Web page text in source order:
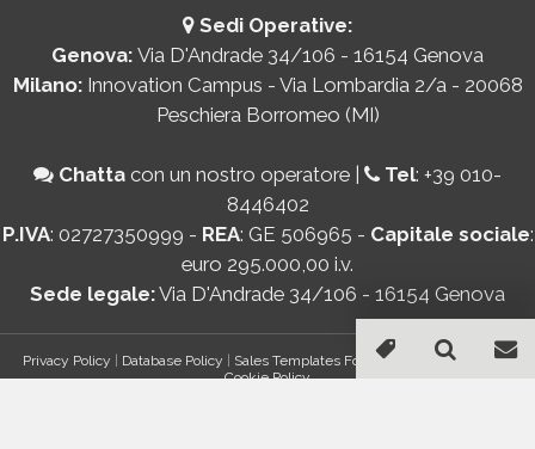
Sedi Operative:
Genova: Via D'Andrade 34/106 - 16154 Genova
Milano: Innovation Campus - Via Lombardia 2/a - 20068
Peschiera Borromeo (MI)
Chatta con un nostro operatore | Tel: +39 010-
8446402
P.IVA: 02727350999 - REA: GE 506965 - Capitale sociale:
euro 295.000,00 i.v.
Sede legale:Via D'Andrade 34/106 - 16154 Genova
Privacy Policy | Database Policy | Sales Templates For Gmail - AddOn Policy|
Cookie Policy